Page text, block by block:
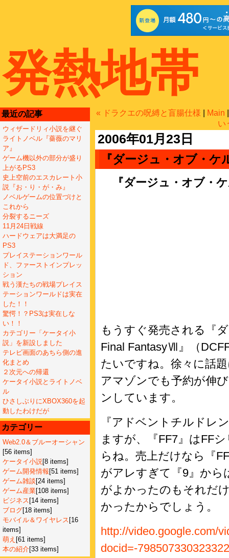
発熱地帯
最近の記事
ウィザードリィ小説を継ぐ
ライトノベル『薔薇のマリ
ア』
ゲーム機以外の部分が盛り
上がるPS3
史上空前のエスカレート小
説『お・り・が・み』
ノベルゲームの位置づけと
これから
分裂するニーズ
11月24日戦線
ハードウェアは大満足の
PS3
プレイステーションワール
ド、ファーストインプレッ
ション
戦う漢たちの戦場プレイス
テーションワールドは実在
した！！
驚愕！？PS3は実在しな
い！！
カテゴリー「ケータイ小
説」を新設しました
テレビ画面のあちら側の進
化まとめ
２次元への帰還
ケータイ小説とライトノベ
ル
ひさしぶりにXBOX360を起
動したわけだが
カテゴリー
Web2.0＆ブルーオーシャン
[56 items]
ケータイ小説 [8 items]
ゲーム開発情報[51 items]
ゲーム雑談[24 items]
ゲーム産業[108 items]
ビジネス [14 items]
ブログ[18 items]
モバイル＆ワイヤレス [16
items]
萌え [61 items]
本の紹介[33 items]
« ドラクエの呪縛と盲腸仕様 Main
い
2006年01月23日
『ダージュ・オブ・
『ダージュ・オブ・
もうすぐ発売される『
Final FantasyⅦ』（
たいですね。徐々に話
アマゾンでも予約が伸
ンしています。
『アドベントチルドレ
ますが、『FF7』はFF
らね。売上だけなら『
がアレすぎて『9』から
がよかったのもそれだ
かったからでしょう。
http://video.google.com/
docid=-